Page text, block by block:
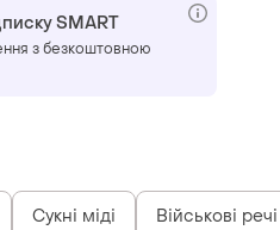
SMART
з безкоштовною
Сукні міді Військові речі